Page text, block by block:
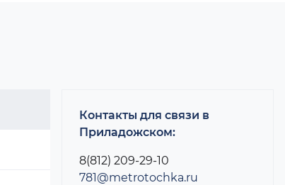
Контакты для связи в
Приладожском:
8(812) 209-29-10
781@metrotochka.ru